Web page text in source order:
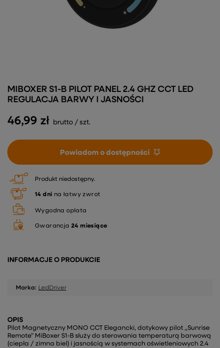
46,99 zł brutto / szt.
Powiadom o dostępności
MIBOXER S1-B PILOT PANEL 2.4 GHZ CCT LED
REGULACJA BARWY I JASNOŚCI
Produkt niedostępny
14 dni na łatwy zwrot
Wygodna opłata
Gwarancja 24 miesiące
INFORMACJE O PRODUKCIE
Marka: LedDriver
OPIS
Pilot Magnetyczny MONO CCT Elegancki, dotykowy pilot „Sunrise
Remote” MiBoxer S1-B służy do sterowania temperaturą barwową
(ciepła / zimna biel) i jasnością w systemach oświetleniowych 2.4